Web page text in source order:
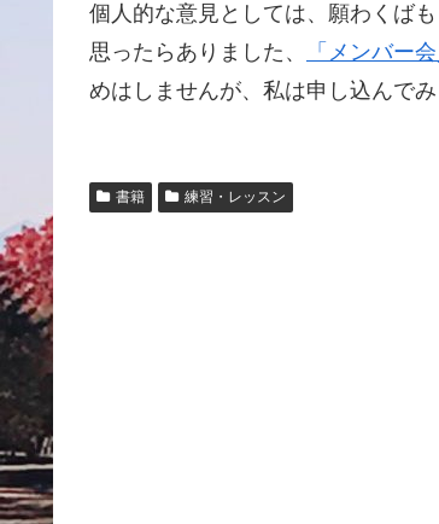
個人的な意見としては、願わくば
思ったらありました、
「メンバー会
めはしませんが、私は申し込んで
書籍 練習・レッスン